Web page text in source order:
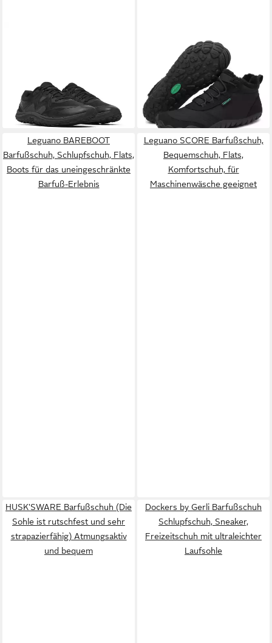
Winter
Barfußschuh (warm & weich
gefüttert, atmungsaktiv,
wasserabweisend, rutschfest,
bequem) Damen & Herren
Winter-Stiefel Wander-
Schuhe Sport Boots Fleece
Fell
79,90 € UVP 119,00 €
(79,90 €/ 1 Paar)
-33%
Leguano BAREBOOT
Barfußschuh, Schlupfschuh, Flats,
Boots für das uneingeschränkte
Barfuß-Erlebnis
Leguano SCORE Barfußschuh,
Bequemschuh, Flats,
Komfortschuh, für
Maschinenwäsche geeignet
HUSK'SWARE Barfußschuh (Die
Sohle ist rutschfest und sehr
strapazierfähig) Atmungsaktiv
und bequem
Dockers by Gerli Barfußschuh
Schlupfschuh, Sneaker,
Freizeitschuh mit ultraleichter
Laufsohle